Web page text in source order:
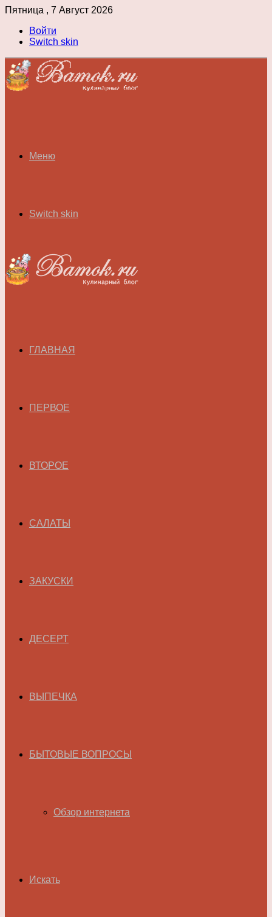
Пятница , 7 Август 2026
Войти
Switch skin
Меню
Switch skin
ГЛАВНАЯ
ПЕРВОЕ
ВТОРОЕ
САЛАТЫ
ЗАКУСКИ
ДЕСЕРТ
ВЫПЕЧКА
БЫТОВЫЕ ВОПРОСЫ
Обзор интернета
Искать